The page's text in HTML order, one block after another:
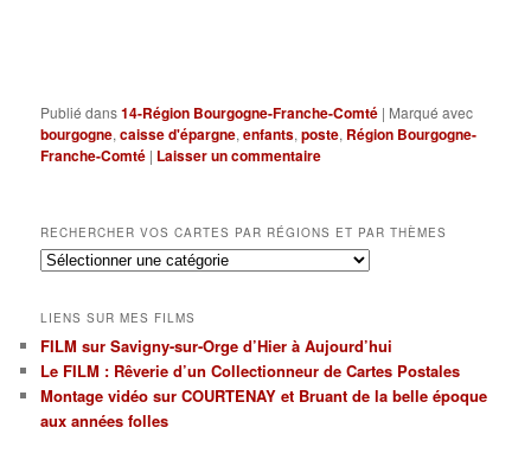
Publié dans14-Région Bourgogne-Franche-Comté | Marqué avec
bourgogne,caisse d'épargne,enfants,poste, Région Bourgogne-
Franche-Comté | Laisser un commentaire
RECHERCHER VOS CARTES PAR RÉGIONS ET PAR THÈMES
Rechercher
par
régions
et
par
thèmes
LIENS SUR MES FILMS
FILM sur Savigny-sur-Orge d’Hier à Aujourd’hui
Le FILM : Rêverie d’un Collectionneur de Cartes Postales
Montage vidéo sur COURTENAY et Bruant de la belle époque
aux années folles